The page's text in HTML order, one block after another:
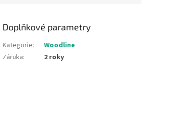
Doplňkové parametry
Kategorie:
Woodline
Záruka: 2 roky